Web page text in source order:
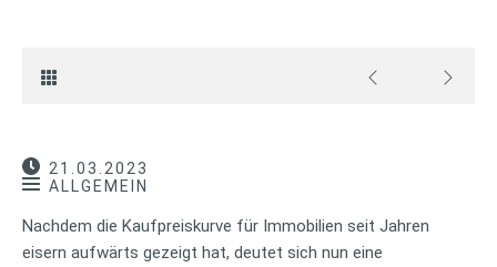
21.03.2023
ALLGEMEIN
Nachdem die Kaufpreiskurve für Immobilien seit Jahren
eisern aufwärts gezeigt hat, deutet sich nun eine